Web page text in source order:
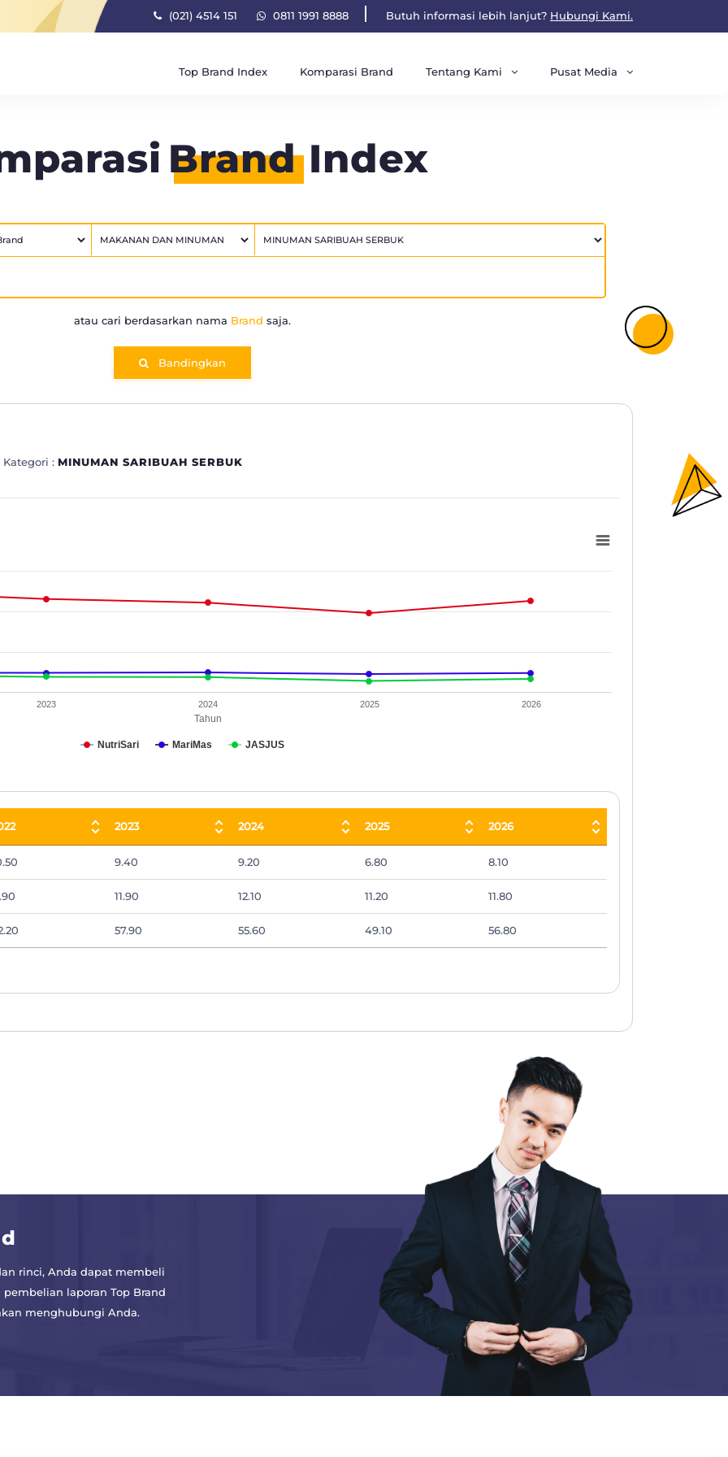
(021) 4514 151 0811 1991 8888 Butuh informasi lebih lanjut? Hubungi Kami.
Top Brand Index Komparasi Brand Tentang Kami Pusat Media
Brand Index
atau cari berdasarkan nama Brand saja.
Bandingkan
Kategori : MINUMAN SARIBUAH SERBUK
SERBUK
from 6.8 to 62.2.
Tahun
NutriSari MariMas JASJUS
2023 2024 2025 2026
2023 2024 2025 2026
2023 2024 2025 2026
9.40 9.20 6.80 8.10
11.90 12.10 11.20 11.80
57.90 55.60 49.10 56.80
rinci, Anda dapat membeli
laporan Top Brand
menghubungi Anda.